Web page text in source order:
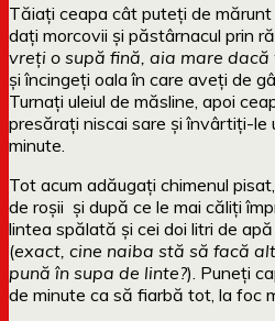
Tăiați ceapa cât puteți de mărunt
dați morcovii și păstârnacul prin
vreți o supă fină, aia mare
și încingeți oala în care aveți de
Turnați uleiul de măsline, apoi
presărați niscai sare și învârtiți-le
minute.
Tot acum adăugați chimenul
de roșii și după ce le mai căliți
lintea spălată și cei doi litri de
(exact, cine naiba stă să facă
pună în supa de linte?). Puneți
de minute ca să fiarbă tot, la foc